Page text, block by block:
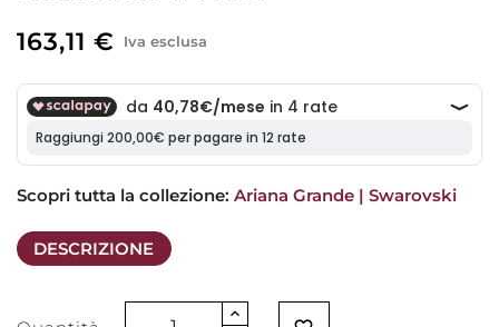
163,11 € Iva esclusa
Scopri tutta la collezione: Ariana Grande | Swarovski
DESCRIZIONE